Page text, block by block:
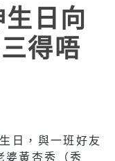
日向
得唔
日，與一班好友
婆黃杏秀（秀